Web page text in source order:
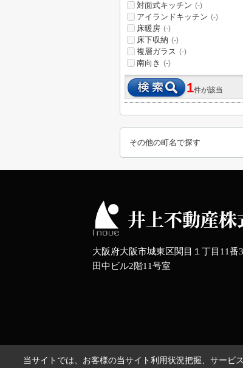
対面式キッチン (-)
アイランドキッチン (-)
床暖房 (-)
床下収納 (-)
複層ガラス (-)
南向き (-)
1件が該当
その他の町名で探す
大阪府大阪市城東区関目１丁目11番
田中ビル2階11号室
当サイトでは、お客様の当サイト利用状況把握、サービ